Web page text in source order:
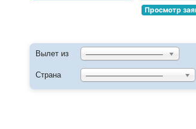
Просмотр
Вылет из ——————————
Страна ——————————